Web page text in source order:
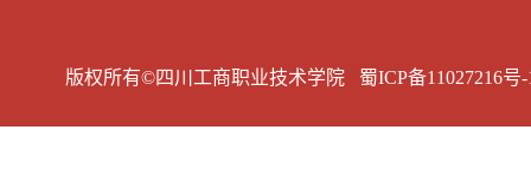
版权所有©四川工商职业技术学院 蜀ICP备11027216号-